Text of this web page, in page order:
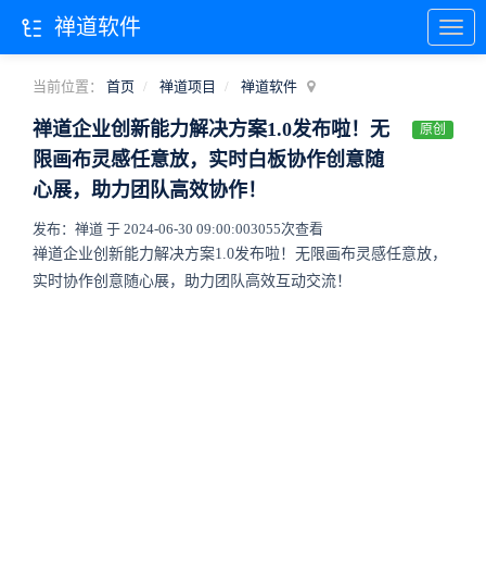
当前位置： 首页 禅道项目 禅道软件
禅道企业创新能力解决方案1.0发布啦！无
限画布灵感任意放，实时白板协作创意随
心展，助力团队高效协作！
原创
发布：禅道 于 2024-06-30 09:00:003055次查看
禅道企业创新能力解决方案1.0发布啦！无限画布灵感任意放，
实时协作创意随心展，助力团队高效互动交流！
禅道软件